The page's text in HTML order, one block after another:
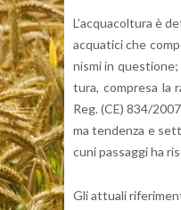
L’ac­qua­col­tu­ra è
ac­qua­ti­ci che
ni­smi in
tu­ra, com­pre­sa la
Reg. (CE) 834/
ma ten­den­za e
cu­ni pas­sag­gi ha
Gli at­tua­li